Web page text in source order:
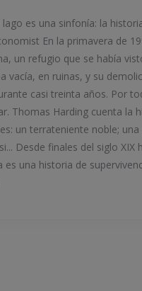
es una sinfonía: la
En la primavera de
un refugio que se había
vacía, en ruinas, y su
casi treinta años. Por
Thomas Harding cuenta
un terrateniente noble;
Desde finales del siglo
una historia de